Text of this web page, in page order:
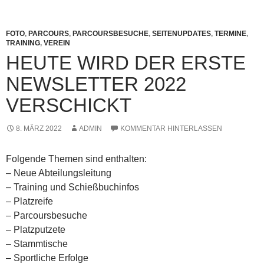
FOTO, PARCOURS, PARCOURSBESUCHE, SEITENUPDATES, TERMINE,
TRAINING, VEREIN
HEUTE WIRD DER ERSTE
NEWSLETTER 2022
VERSCHICKT
8. MÄRZ 2022 ADMIN KOMMENTAR HINTERLASSEN
Folgende Themen sind enthalten:
– Neue Abteilungsleitung
– Training und Schießbuchinfos
– Platzreife
– Parcoursbesuche
– Platzputzete
– Stammtische
– Sportliche Erfolge